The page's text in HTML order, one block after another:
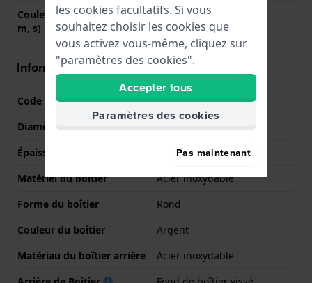
Couleurs des aiguilles (h,
m, s)
Argent, Argent, Argent
Informations boîtier
Code boîtier
023796
Diamètre
40 mm
Épaisseur du boîtier
10 mm
Matériel du boîtier
Acier inoxydable
Forme du boîtier
Rond
Couleur du boîtier
Argent
Matériau du boîtier arrière
Acier inoxydable
les cookies facultatifs. Si vous
souhaitez choisir les cookies que
vous activez vous-même, cliquez sur
"paramètres des cookies".
Accepter tous
Paramètres des cookies
Pas maintenant